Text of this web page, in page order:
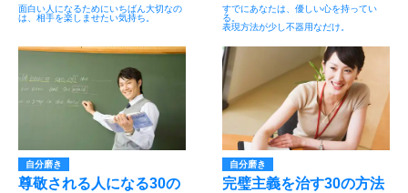
面白い人になるためにいちばん大切なの
は、相手を楽しませたい気持ち。
すでにあなたは、優しい心を持ってい
る。
表現方法が少し不器用なだけ。
自分磨き
尊敬される人になる30の
自分磨き
完璧主義を治す30の方法